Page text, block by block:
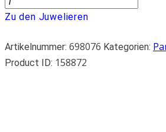
Zu den Juwelieren
Artikelnummer: 698076 Kategorien:
Product ID: 158872